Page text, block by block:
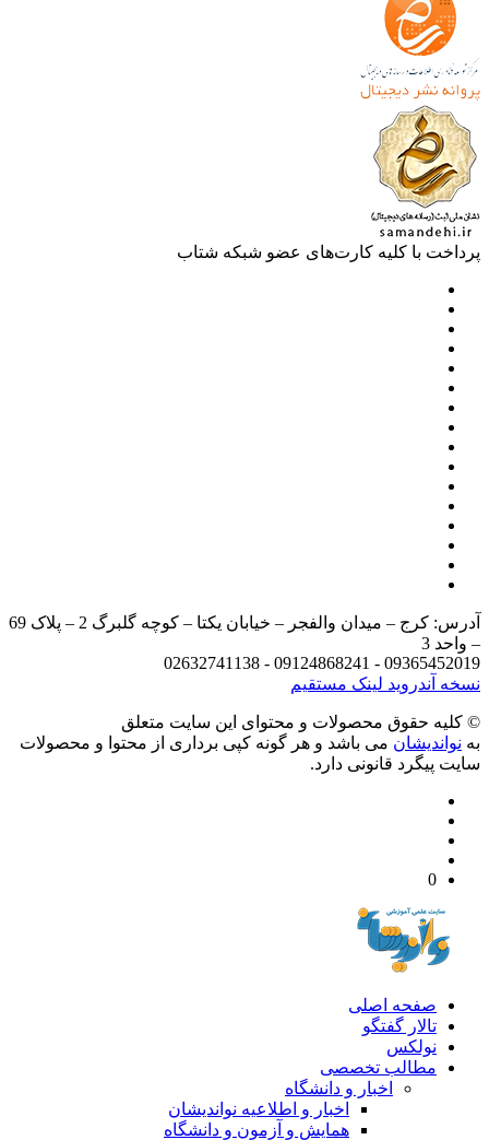
با کلیه کارت‌های عضو شبکه شتاب
آدرس: کرج – میدان والفجر – خیابان یکتا – کوچه گلبرگ 2 – پلاک 69
3
09365452019 - 09124868241 -
آندرویدلینک مستقیم
حقوق محصولات و محتوای اين سایت متعلق
می باشد و هر گونه کپی برداری از محتوا و محصولات
پیگرد قانونی دارد.
صفحه اصلی
تالار گفتگو
نولکس
مطالب تخصصی
اخبار و دانشگاه
اخبار و اطلاعیه نواندیشان
همایش و آزمون و دانشگاه